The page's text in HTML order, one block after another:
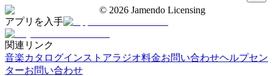
© 2026 Jamendo Licensing
アプリを入手
関連リンク
音楽カタログインストアラジオ料金お問い合わせヘルプセン
ターお問い合わせ